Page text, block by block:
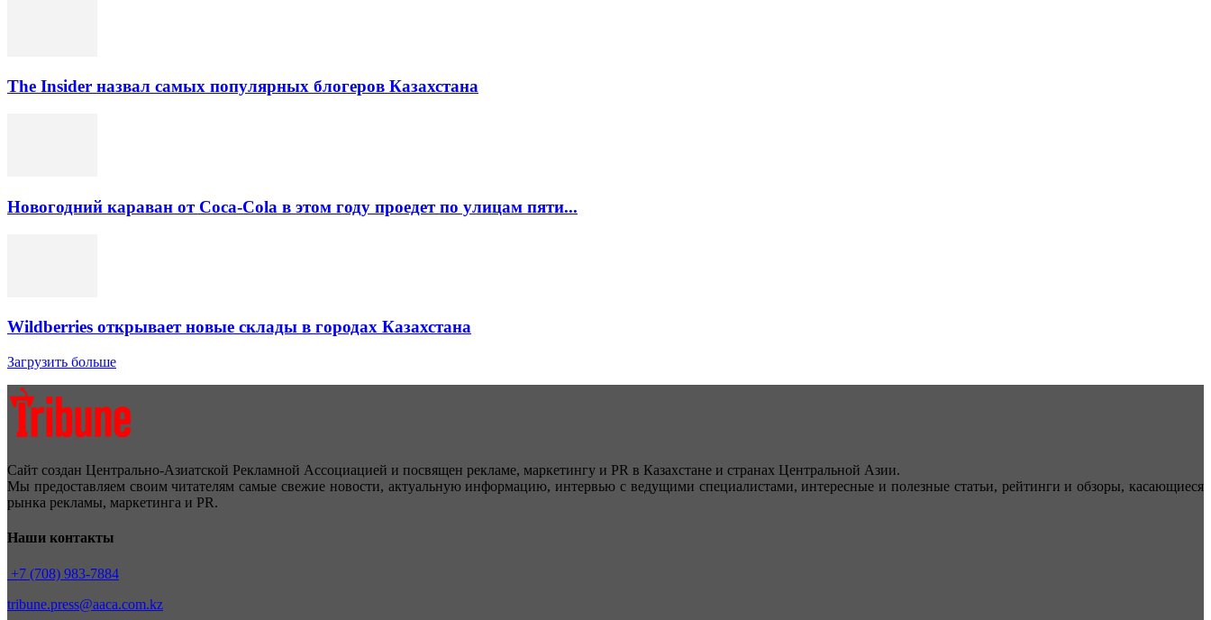
The Insider назвал самых популярных блогеров Казахстана
Новогодний караван от Coca-Cola в этом году проедет по улицам пяти...
Wildberries открывает новые склады в городах Казахстана
Загрузить больше
Сайт создан Центрально-Азиатской Рекламной Ассоциацией и посвящен рекламе, маркетингу и PR в Казахстане и странах Центральной Азии.
Мы предоставляем своим читателям самые свежие новости, актуальную информацию, интервью с ведущими специалистами, интересные и полезные статьи, рейтинги и обзоры, касающиеся
рынка рекламы, маркетинга и PR.
Наши контакты
+7 (708) 983-7884
tribune.press@aaca.com.kz